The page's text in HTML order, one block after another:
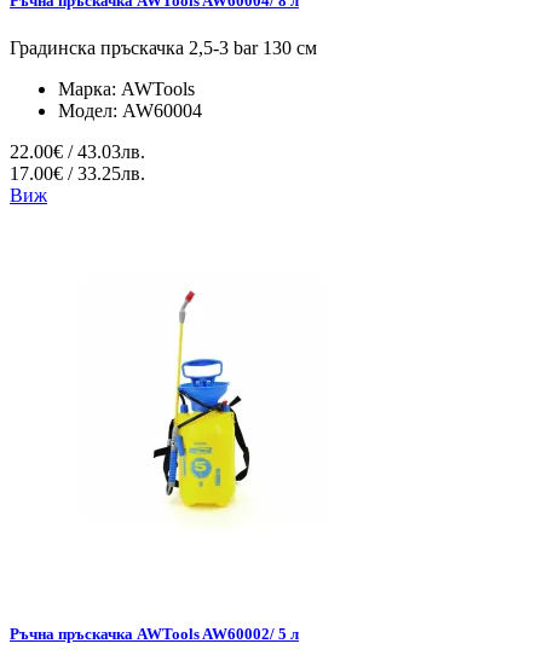
Градинска пръскачка 2,5-3 bar 130 см
Марка: AWTools
Модел: AW60004
22.00€ / 43.03лв.
17.00€ / 33.25лв.
Виж
Ръчна пръскачка AWTools AW60002/ 5 л